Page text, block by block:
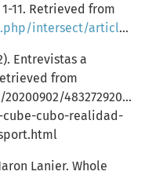
11. Retrieved from
article/view/871
Entrevistas a
from
cube-cubo-realidad-
Lanier. Whole